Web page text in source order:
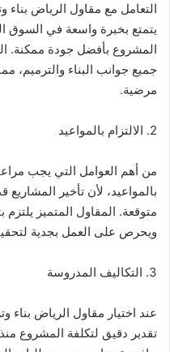
التعامل مع مقاول الرياض
يتمتع بخبرة واسعة في السوق
المشروع بأفضل جودة
جميع جوانب البناء والترميم،
مرضية.
2. الالتزام بالمواعيد
من أهم العوامل التي يجب
بالمواعيد، لأن تأخير
متوقعة. المقاول المتميز
ويحرص على العمل بجدية
3. التكاليف المدروسة
عند اختيار مقاول الرياض
تقدير دقيق لتكلفة المشروع